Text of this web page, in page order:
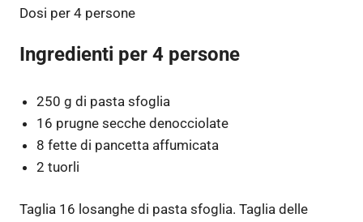
Dosi per 4 persone
Ingredienti per 4 persone
250 g di pasta sfoglia
16 prugne secche denocciolate
8 fette di pancetta affumicata
2 tuorli
Taglia 16 losanghe di pasta sfoglia. Taglia delle